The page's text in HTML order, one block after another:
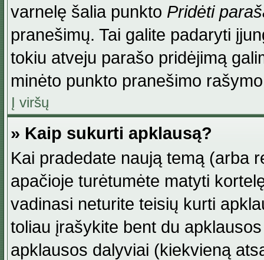
varnelę šalia punkto Pridėti
pranešimų. Tai galite padaryti
tokiu atveju parašo pridėjimą
minėto punkto pranešimo
Į viršų
» Kaip sukurti apklausą?
Kai pradedate naują temą (arba
apačioje turėtumėte matyti
vadinasi neturite teisių kurti
toliau įrašykite bent du
apklausos dalyviai (kiekvieną